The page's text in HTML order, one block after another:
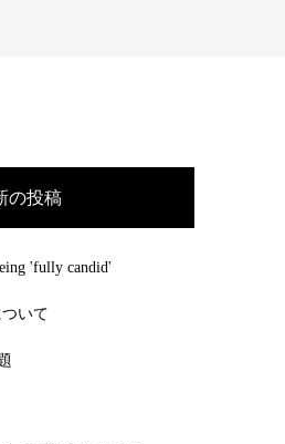
の投稿
'fully candid'
いて